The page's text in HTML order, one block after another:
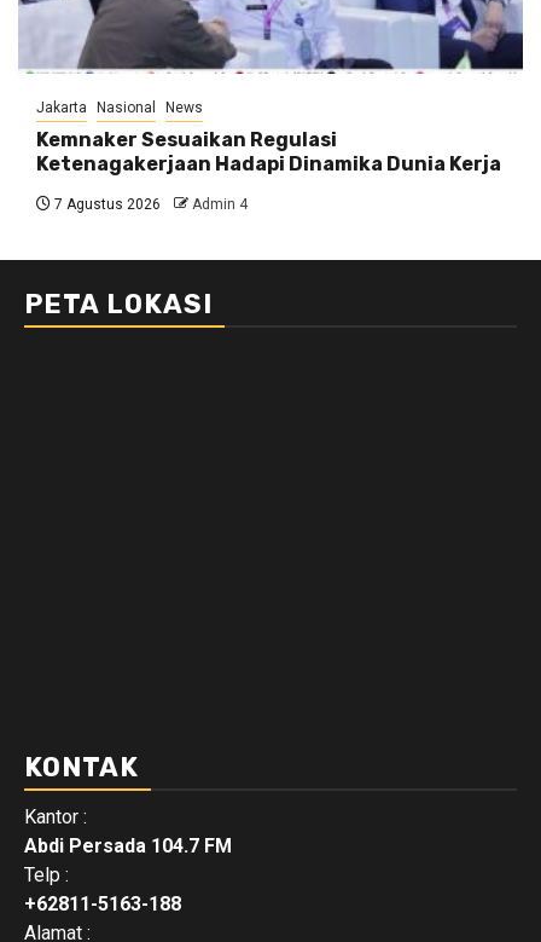
Jakarta Nasional News
Kemnaker Sesuaikan Regulasi
Ketenagakerjaan Hadapi Dinamika Dunia Kerja
7 Agustus 2026 Admin 4
PETA LOKASI
KONTAK
Kantor :
Abdi Persada 104.7 FM
Telp :
+62811-5163-188
Alamat :